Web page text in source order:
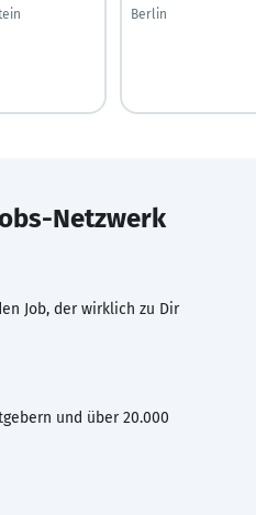
Berlin
Netzwerk
Job, der wirklich zu Dir
und über 20.000